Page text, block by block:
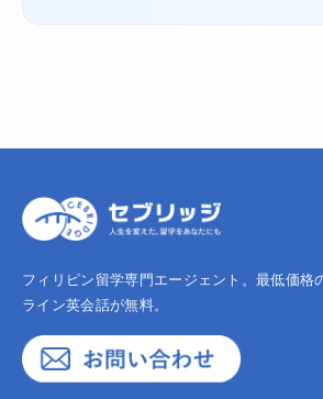
フィリピン留学専門エージェント。最低価格
ライン英会話が無料。